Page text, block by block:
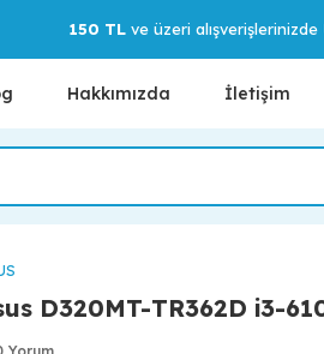
150 TLve üzeri alışverişlerinizde
Hakkımızda İletişim
D320MT-TR362D i3-